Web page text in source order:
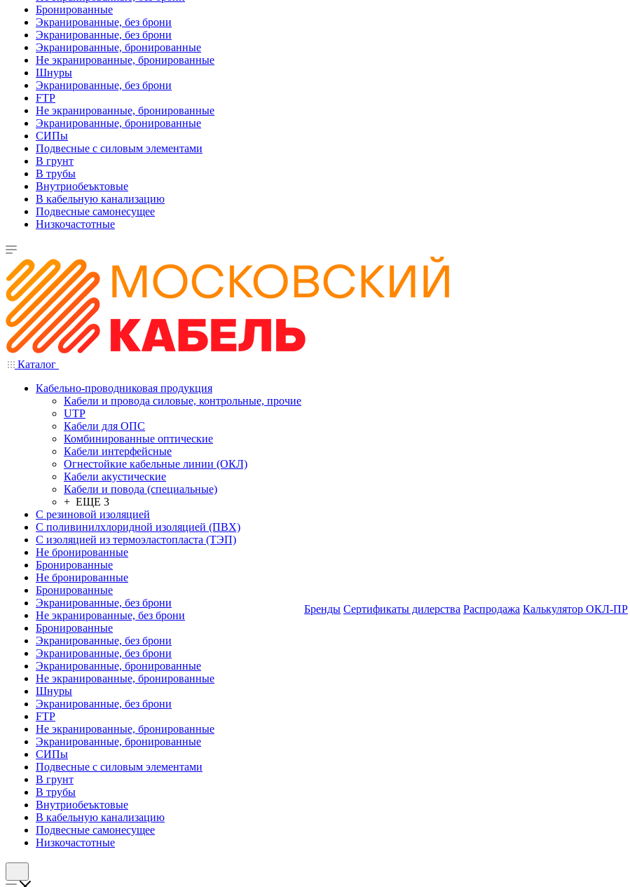
Бронированные
Экранированные, без брони
Экранированные, без брони
Экранированные, бронированные
Не экранированные, бронированные
Шнуры
Экранированные, без брони
FTP
Не экранированные, бронированные
Экранированные, бронированные
СИПы
Подвесные с силовым элементами
В грунт
В трубы
Внутриобеъктовые
В кабельную канализацию
Подвесные самонесущее
Низкочастотные
Каталог
Кабельно-проводниковая продукция
Кабели и провода силовые, контрольные, прочие
UTP
Кабели для ОПС
Комбинированные оптические
Кабели интерфейсные
Огнестойкие кабельные линии (ОКЛ)
Кабели акустические
Кабели и повода (специальные)
+ ЕЩЕ 3
С резиновой изоляцией
С поливинилхлоридной изоляцией (ПВХ)
С изоляцией из термоэластопласта (ТЭП)
Не бронированные
Бронированные
Не бронированные
Бронированные
Экранированные, без брони
Не экранированные, без брони
Бронированные
Экранированные, без брони
Экранированные, без брони
Экранированные, бронированные
Не экранированные, бронированные
Шнуры
Экранированные, без брони
FTP
Не экранированные, бронированные
Экранированные, бронированные
СИПы
Подвесные с силовым элементами
В грунт
В трубы
Внутриобеъктовые
В кабельную канализацию
Подвесные самонесущее
Низкочастотные
Бренды Сертификаты дилерства Распродажа Калькулятор ОКЛ-ПР